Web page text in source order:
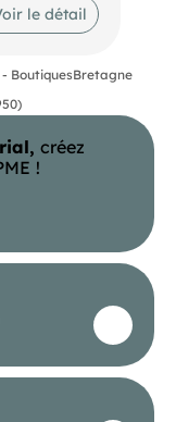
de béton,
le détail
BoutiquesBretagne
créez
!